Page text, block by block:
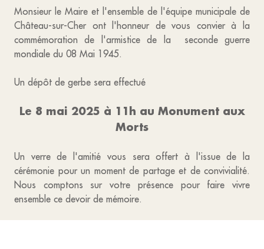
Monsieur le Maire et l'ensemble de l'équipe municipale de
Château-sur-Cher ont l'honneur de vous convier à la
commémoration de l'armistice de la seconde guerre
mondiale du 08 Mai 1945.
Un dépôt de gerbe sera effectué
Le 8 mai 2025 à 11h au Monument aux
Morts
Un verre de l'amitié vous sera offert à l'issue de la
cérémonie pour un moment de partage et de convivialité.
Nous comptons sur votre présence pour faire vivre
ensemble ce devoir de mémoire.